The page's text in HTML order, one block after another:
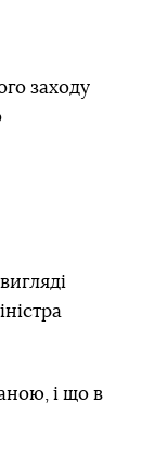
заходу
і що в